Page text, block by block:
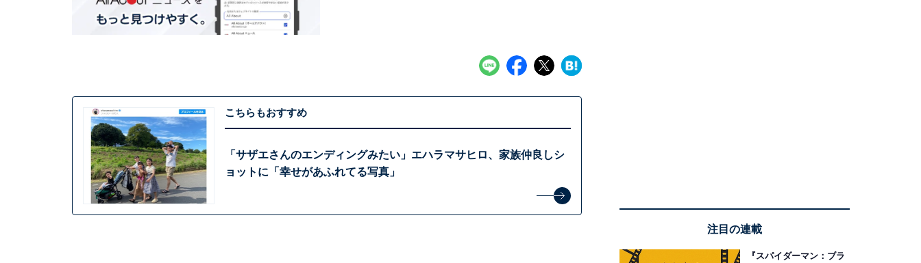
こちらもおすすめ
「サザエさんのエンディングみたい」エハラマサヒロ、家族仲良しシ
ョットに「幸せがあふれてる写真」
注目の連載
『スパイダーマン：ブラ